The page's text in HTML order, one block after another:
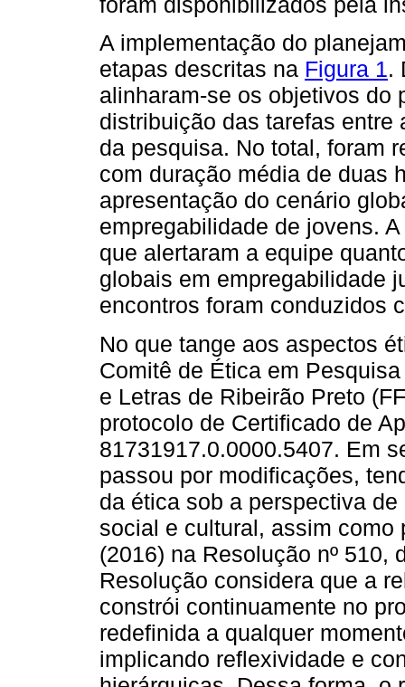
A implementação do
etapas descritas na Figura 1.
alinharam-se os objetivos do
distribuição das tarefas entre
da pesquisa. No total, foram
com duração média de duas
apresentação do cenário
empregabilidade de jovens.
que alertaram a equipe
globais em empregabilidade
encontros foram conduzidos
No que tange aos aspectos
Comitê de Ética em
e Letras de Ribeirão Preto
protocolo de Certificado de
81731917.0.0000.5407. Em
passou por modificações,
da ética sob a perspectiva
social e cultural, assim como
(2016) na Resolução nº 510,
Resolução considera que a
constrói continuamente no
redefinida a qualquer
implicando reflexividade e